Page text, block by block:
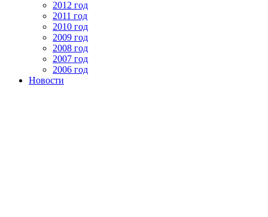
2012 год
2011 год
2010 год
2009 год
2008 год
2007 год
2006 год
Новости